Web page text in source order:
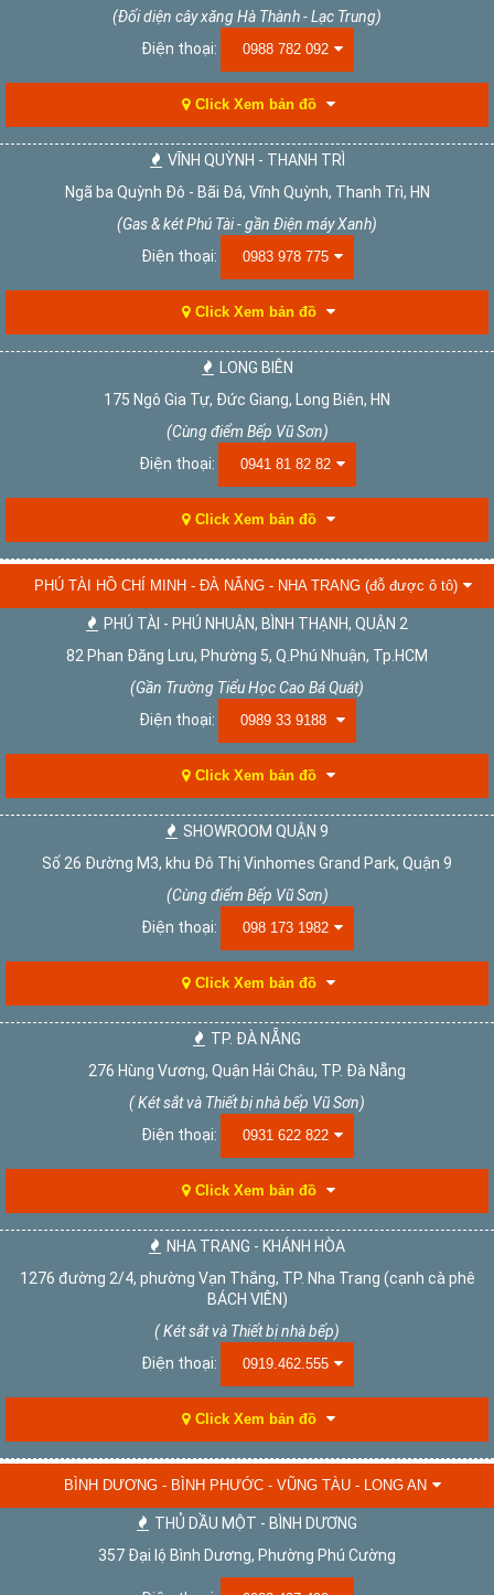
(Đối diện cây xăng Hà Thành - Lạc Trung)
Điện thoại:
0988 782 092
Click Xem bản đồ
VĨNH QUỲNH - THANH TRÌ
Ngã ba Quỳnh Đô - Bãi Đá, Vĩnh Quỳnh, Thanh Trì, HN
(Gas & két Phú Tài - gần Điện máy Xanh)
Điện thoại:
0983 978 775
Click Xem bản đồ
LONG BIÊN
175 Ngô Gia Tự, Đức Giang, Long Biên, HN
(Cùng điểm Bếp Vũ Sơn)
Điện thoại:
0941 81 82 82
Click Xem bản đồ
PHÚ TÀI HỒ CHÍ MINH - ĐÀ NẴNG - NHA TRANG (đỗ được ô tô)
PHÚ TÀI - PHÚ NHUẬN, BÌNH THẠNH, QUẬN 2
82 Phan Đăng Lưu, Phường 5, Q.Phú Nhuận, Tp.HCM
(Gần Trường Tiểu Học Cao Bá Quát)
Điện thoại:
0989 33 9188
Click Xem bản đồ
SHOWROOM QUẬN 9
Số 26 Đường M3, khu Đô Thị Vinhomes Grand Park, Quận 9
(Cùng điểm Bếp Vũ Sơn)
Điện thoại:
098 173 1982
Click Xem bản đồ
TP. ĐÀ NẴNG
276 Hùng Vương, Quận Hải Châu, TP. Đà Nẵng
( Két sắt và Thiết bị nhà bếp Vũ Sơn)
Điện thoại:
0931 622 822
Click Xem bản đồ
NHA TRANG - KHÁNH HÒA
1276 đường 2/4, phường Vạn Thắng, TP. Nha Trang (cạnh cà phê
BÁCH VIÊN)
( Két sắt và Thiết bị nhà bếp)
Điện thoại:
0919.462.555
Click Xem bản đồ
BÌNH DƯƠNG - BÌNH PHƯỚC - VŨNG TÀU - LONG AN
THỦ DẦU MỘT - BÌNH DƯƠNG
357 Đại lộ Bình Dương, Phường Phú Cường